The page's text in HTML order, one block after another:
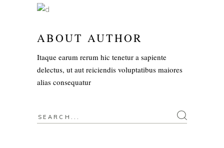
ABOUT AUTHOR
Itaque earum rerum hic tenetur a sapiente
delectus, ut aut reiciendis voluptatibus maiores
alias consequatur
Search